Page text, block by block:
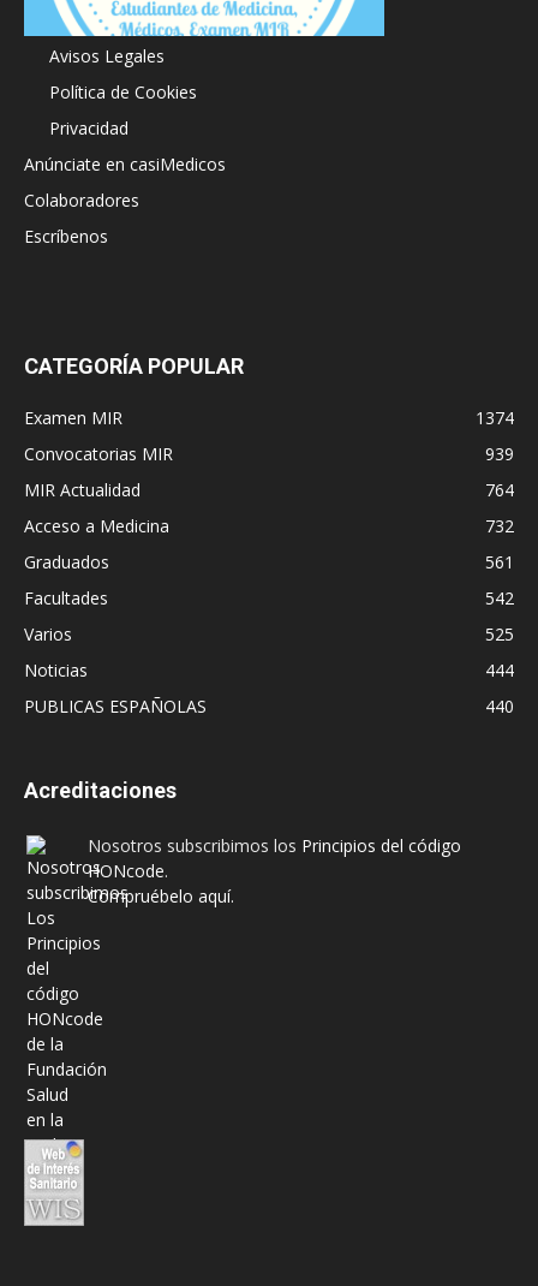
Acerca de
Avisos Legales
Política de Cookies
Privacidad
Anúnciate en casiMedicos
Colaboradores
Escríbenos
CATEGORÍA POPULAR
Examen MIR
1374
Convocatorias MIR
939
MIR Actualidad
764
Acceso a Medicina
732
Graduados
561
Facultades
542
Varios
525
Noticias
444
PUBLICAS ESPAÑOLAS
440
Acreditaciones
Nosotros subscribimos los Principios del código
HONcode.
Compruébelo aquí.